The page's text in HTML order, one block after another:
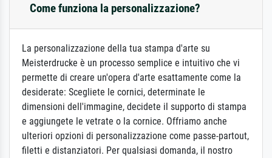
Come funziona la personalizzazione?
La personalizzazione della tua stampa d'arte su
Meisterdrucke è un processo semplice e intuitivo che vi
permette di creare un'opera d'arte esattamente come la
desiderate: Scegliete le cornici, determinate le
dimensioni dell'immagine, decidete il supporto di stampa
e aggiungete le vetrate o la cornice. Offriamo anche
ulteriori opzioni di personalizzazione come passe-partout,
filetti e distanziatori. Per qualsiasi domanda, il nostro